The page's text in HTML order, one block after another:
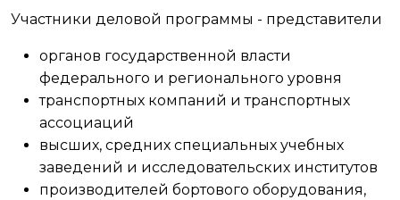
Участники деловой программы - представители
органов государственной власти
федерального и регионального уровня
транспортных компаний и транспортных
ассоциаций
высших, средних специальных учебных
заведений и исследовательских институтов
производителей бортового оборудования,